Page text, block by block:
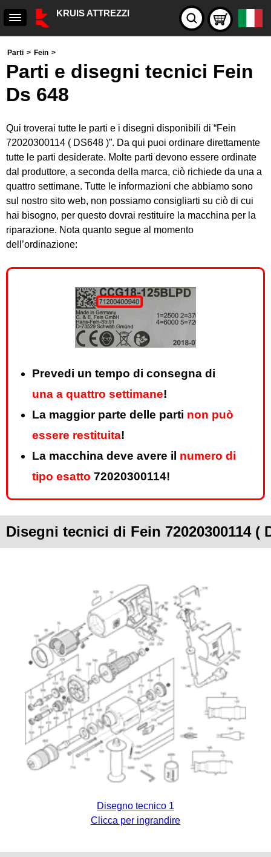
KRUIS ATTREZZI
Parti > Fein >
Parti e disegni tecnici Fein
Ds 648
Qui troverai tutte le parti e i disegni disponibili di “Fein
72020300114 ( DS648 )”. Da qui puoi ordinare direttamente
tutte le parti desiderate. Molte parti devono essere ordinate
dal produttore, a seconda della marca, ciò richiede da una a
quattro settimane. Tutte le informazioni che abbiamo sono
sul nostro sito web, non possiamo consigliarti su ciò di cui
hai bisogno, per questo dovrai restituire la macchina per la
riparazione. Nota quanto segue al momento
dell’ordinazione:
Prevedi un tempo di consegna di
una a quattro settimane!
La maggior parte delle parti non può
essere restituita!
La macchina deve avere il numero di
tipo esatto 72020300114!
Disegni tecnici di Fein 72020300114 (
Disegno tecnico 1
Clicca per ingrandire